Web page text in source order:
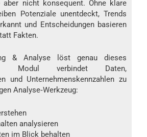
aber nicht konsequent. Ohne klare
Potenziale unentdeckt, Trends
und Entscheidungen basieren
Fakten.
& Analyse löst genau dieses
Modul verbindet Daten,
und Unternehmenskennzahlen zu
Analyse‑Werkzeug:
analysieren
im Blick behalten